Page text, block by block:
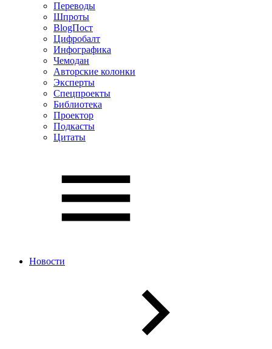
Переводы
Шпроты
BlogПост
Цифробалт
Инфографика
Чемодан
Авторские колонки
Эксперты
Спецпроекты
Библиотека
Проектор
Подкасты
Цитаты
Новости